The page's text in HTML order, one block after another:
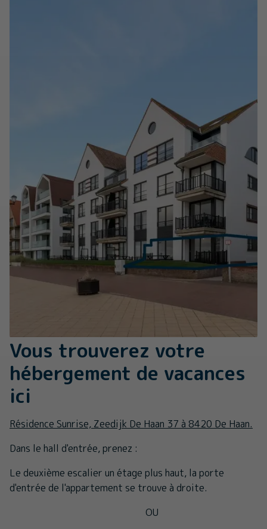
Vous trouverez votre
hébergement de vacances
ici
Résidence Sunrise, Zeedijk De Haan 37 à 8420 De Haan.
Dans le hall d'entrée, prenez :
Le deuxième escalier un étage plus haut, la porte
d'entrée de l'appartement se trouve à droite.
OU